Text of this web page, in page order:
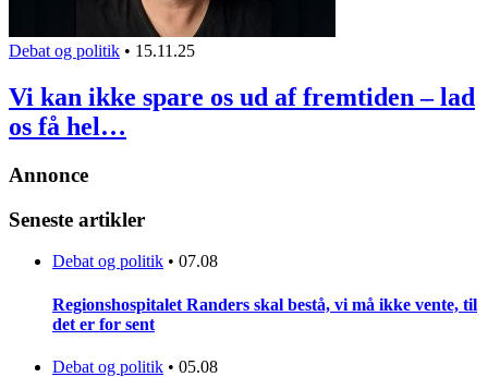
Debat og politik • 15.11.25
Vi kan ikke spare os ud af fremtiden – lad
os få hel…
Annonce
Seneste artikler
Debat og politik • 07.08
Regionshospitalet Randers skal bestå, vi må ikke vente, til
det er for sent
Debat og politik • 05.08